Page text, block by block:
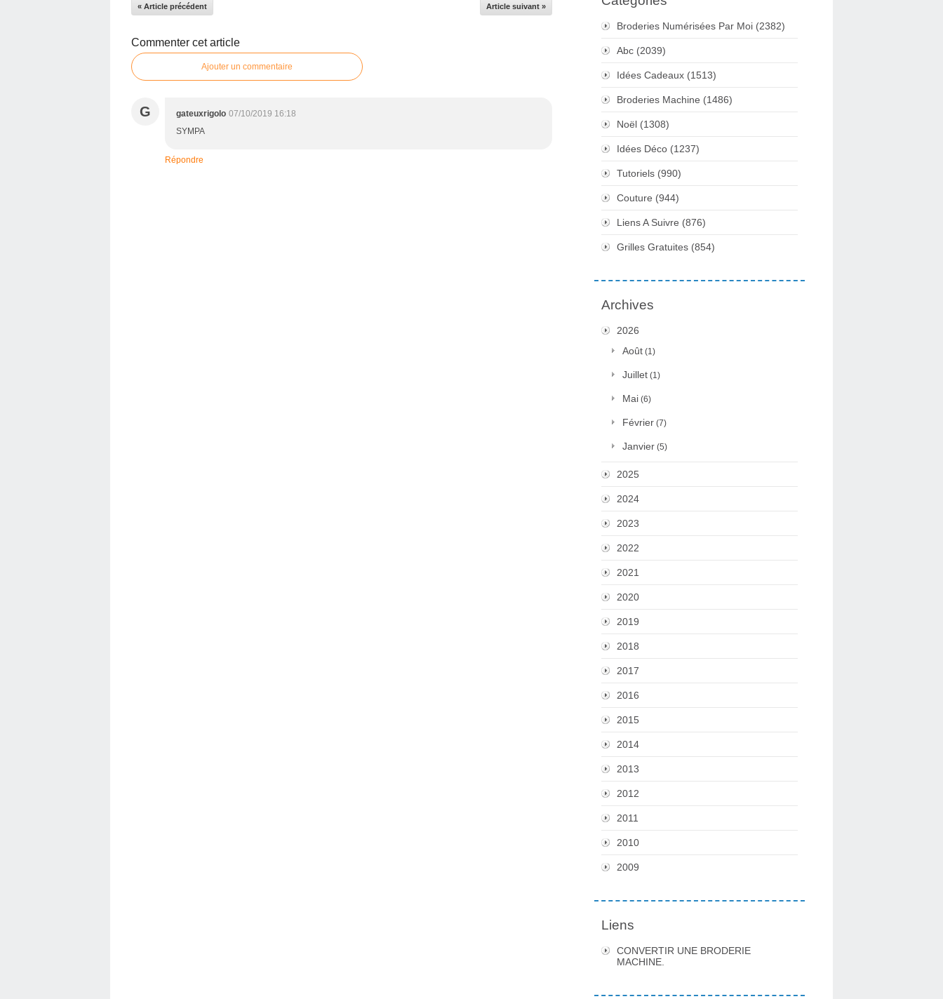
« Article précédent Article suivant »
Commenter cet article
Ajouter un commentaire
G gateuxrigolo 07/10/2019 16:18
SYMPA
Répondre
Broderies Numérisées Par Moi (2382)
Abc (2039)
Idées Cadeaux (1513)
Broderies Machine (1486)
Noël (1308)
Idées Déco (1237)
Tutoriels (990)
Couture (944)
Liens A Suivre (876)
Grilles Gratuites (854)
Archives
2026
Août (1)
Juillet (1)
Mai (6)
Février (7)
Janvier (5)
2025
2024
2023
2022
2021
2020
2019
2018
2017
2016
2015
2014
2013
2012
2011
2010
2009
Liens
CONVERTIR UNE BRODERIE
MACHINE.